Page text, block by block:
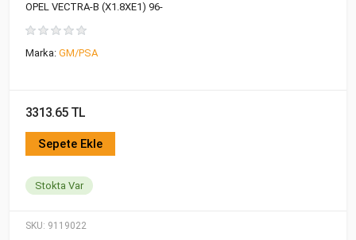
SKU: 9119022
OPEL VECTRA-B (X1.8XE1) 96-
Marka: GM/PSA
3313.65 TL
Sepete Ekle
Stokta Var